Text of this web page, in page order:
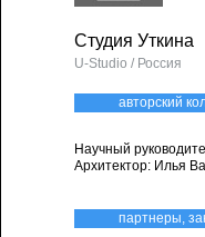
Студия Уткина
U-Studio / Россия
авторский
​Научный
Архитектор: Илья
партнеры,